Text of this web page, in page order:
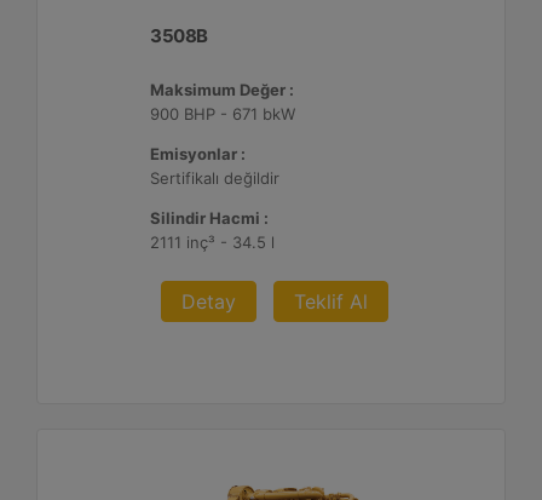
3508B
Maksimum Değer :
900 BHP - 671 bkW
Emisyonlar :
Sertifikalı değildir
Silindir Hacmi :
2111 inç³ - 34.5 l
Detay Teklif Al